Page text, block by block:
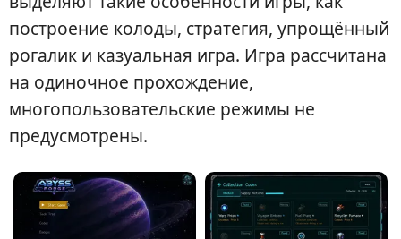
построение колоды, стратегия, упрощённый
рогалик и казуальная игра. Игра рассчитана
на одиночное прохождение,
многопользовательские режимы не
предусмотрены.